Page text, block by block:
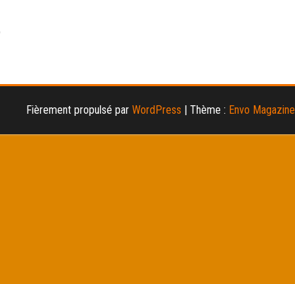
Fièrement propulsé par WordPress | Thème : Envo Magazine